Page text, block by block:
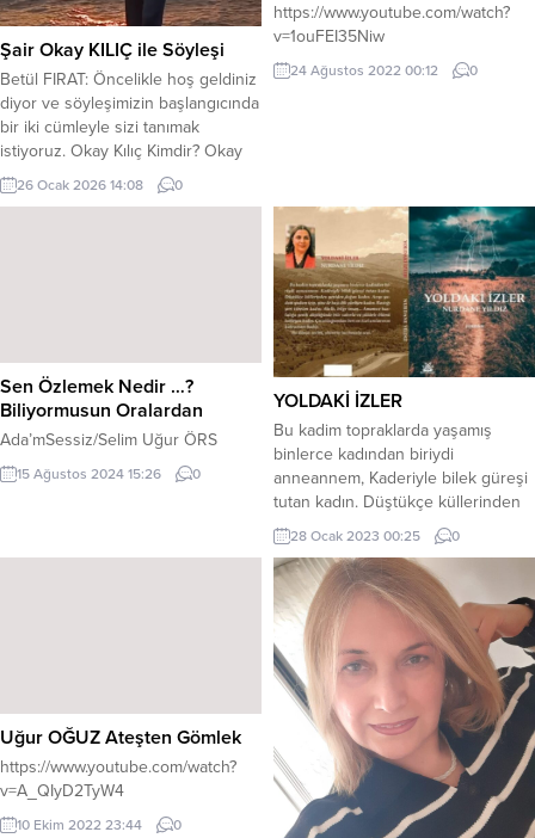
Şair Okay KILIÇ ile Söyleşi
Betül FIRAT: Öncelikle hoş geldiniz
diyor ve söyleşimizin başlangıcında
bir iki cümleyle sizi tanımak
istiyoruz. Okay Kılıç Kimdir? Okay
KILIÇ: Astsubay bir baba ve
öğretmen bir annenin oğlu olarak,
tamamladıktan sonra...
26 Ocak 2026 14:08 0
https://www.youtube.com/watch?
v=1ouFEI35Niw
24 Ağustos 2022 00:12 0
Sen Özlemek Nedir …?
Biliyormusun Oralardan
Ada’mSessiz/Selim Uğur ÖRS
15 Ağustos 2024 15:26 0
YOLDAKİ İZLER
Bu kadim topraklarda yaşamış
binlerce kadından biriydi
anneannem, Kaderiyle bilek güreşi
tutan kadın. Düştükçe küllerinden
yeniden doğan kadın. Acıyı yudum
yudum içip, yine de başı dik
yürüyen kadın. Bastığı yeri titreten
kadın. Akıllı, bilge insan… Amansız
hastalığa yenik düştüğünde bile
sabırla ve şükürle ölümü bekleyen
kadın. Çocukluğumdan beri en
özel...
28 Ocak 2023 00:25 0
Uğur OĞUZ Ateşten Gömlek
https://www.youtube.com/watch?
v=A_QIyD2TyW4
10 Ekim 2022 23:44 0